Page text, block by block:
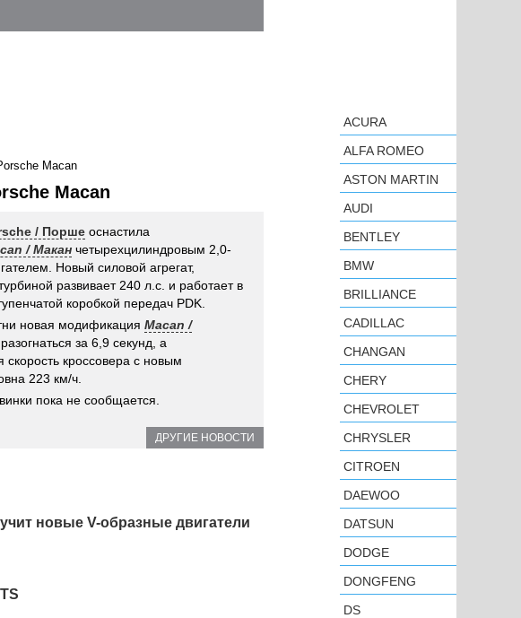
Macan
Macan
/ Порше оснастила
/ Макан четырехцилиндровым 2,0-
Новый силовой агрегат,
развивает 240 л.с. и работает в
коробкой передач PDK.
новая модификация Macan /
за 6,9 секунд, а
скорость кроссовера с новым
223 км/ч.
пока не сообщается.
ДРУГИЕ НОВОСТИ
новые V-образные двигатели
ACURA
ALFA ROMEO
ASTON MARTIN
AUDI
BENTLEY
BMW
BRILLIANCE
CADILLAC
CHANGAN
CHERY
CHEVROLET
CHRYSLER
CITROEN
DAEWOO
DATSUN
DODGE
DONGFENG
DS